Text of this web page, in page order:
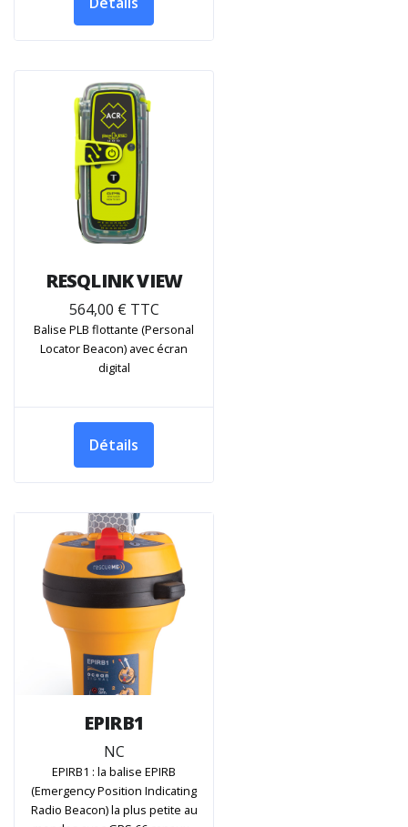
RESQLINK VIEW
564,00 € TTC
Balise PLB flottante (Personal
Locator Beacon) avec écran
digital
Détails
EPIRB1
NC
EPIRB1 : la balise EPIRB
(Emergency Position Indicating
Radio Beacon) la plus petite au